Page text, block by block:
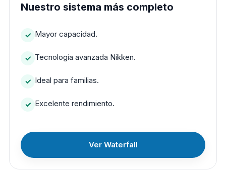
Nuestro sistema más completo
Mayor capacidad.
Tecnología avanzada Nikken.
Ideal para familias.
Excelente rendimiento.
Ver Waterfall